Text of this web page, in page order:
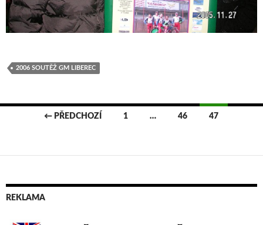
2006 SOUTĚŽ GM LIBEREC
pro
← PŘEDCHOZÍ 1 … 46 47
REKLAMA